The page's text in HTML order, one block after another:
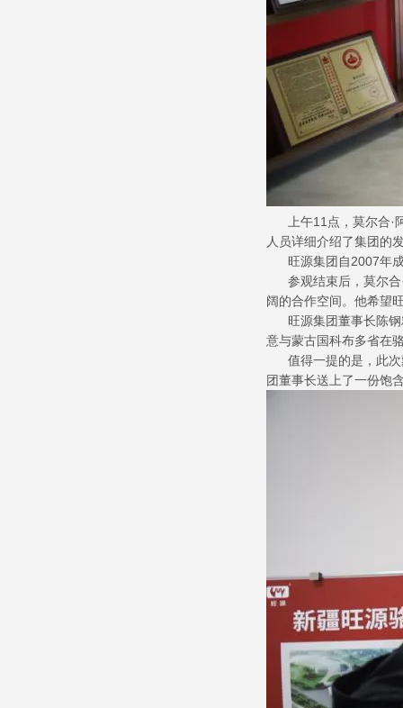
上午11点，莫尔合·阿
人员详细介绍了集团的
旺源集团自2007年成
参观结束后，莫尔合·
阔的合作空间。他希望
旺源集团董事长陈钢
意与蒙古国科布多省在
值得一提的是，此次
团董事长送上了一份饱